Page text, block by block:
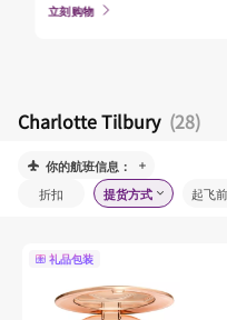
立刻购物
Charlotte Tilbury (28)
你的航班信息：
折扣 提货方式 起飞前
礼品包装